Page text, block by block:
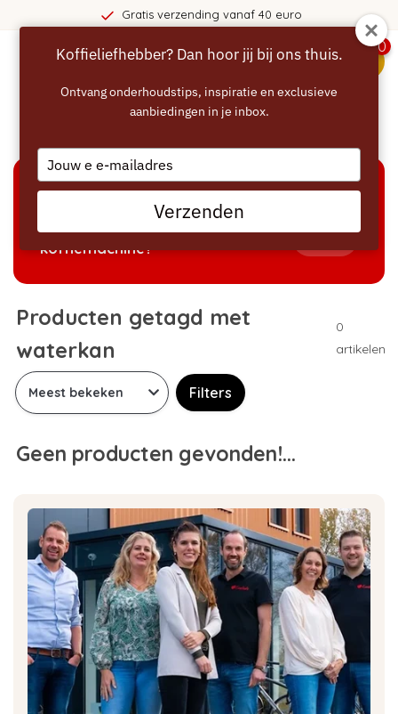
Gratis verzending vanaf 40 euro
0
Welke producten passen bij mijn
koffiemachine?
Producten getagd met
waterkan
0
artikelen
Filters
Geen producten gevonden!...
Koffieliefhebber? Dan hoor jij bij ons thuis.
Ontvang onderhoudstips, inspiratie en exclusieve
aanbiedingen in je inbox.
Type
your
email
Verzenden